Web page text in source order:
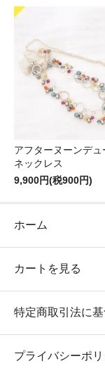
アフターヌーンデュ
ネックレス
9,900円(税900円)
ホーム
カートを見る
特定商取引法に
プライバシーポ